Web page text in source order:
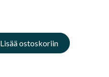
Lisää ostoskoriin